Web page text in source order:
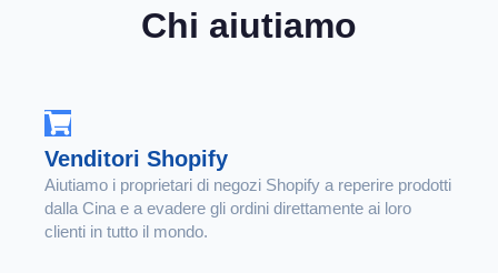
Chi aiutiamo
Venditori Shopify
Aiutiamo i proprietari di negozi Shopify a reperire prodotti
dalla Cina e a evadere gli ordini direttamente ai loro
clienti in tutto il mondo.